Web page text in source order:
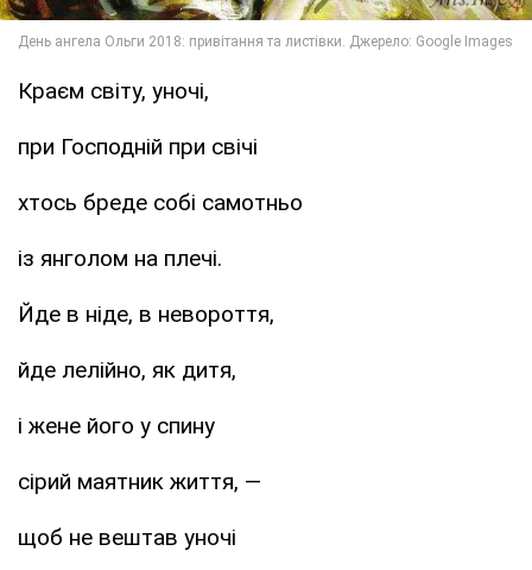
Краєм світу, уночі,
при Господній при свічі
хтось бреде собі самотньо
із янголом на плечі.
Йде в ніде, в невороття,
йде лелійно, як дитя,
і жене його у спину
сірий маятник життя, —
щоб не вештав уночі